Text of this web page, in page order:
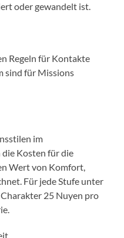
oder gewandelt ist.
Regeln für Kontakte
sind für Missions
im
Kosten für die
Wert von Komfort,
Für jede Stufe unter
25 Nuyen pro